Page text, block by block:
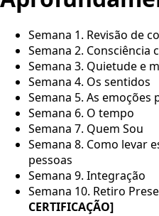
Semana 1. Revisão de
Semana 2. Consciência
Semana 3. Quietude e
Semana 4. Os sentidos
Semana 5. As emoções
Semana 6. O tempo
Semana 7. Quem Sou
Semana 8. Como levar
pessoas
Semana 9. Integração
Semana 10. Retiro
CERTIFICAÇÃO]